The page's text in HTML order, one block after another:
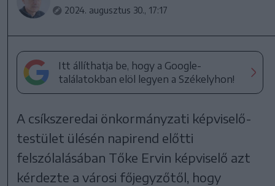
2024. augusztus 30., 17:17
Itt állíthatja be, hogy a Google-
találatokban elöl legyen a Székelyhon!
A csíkszeredai önkormányzati képviselő-
testület ülésén napirend előtti
felszólalásában Tőke Ervin képviselő azt
kérdezte a városi főjegyzőtől, hogy